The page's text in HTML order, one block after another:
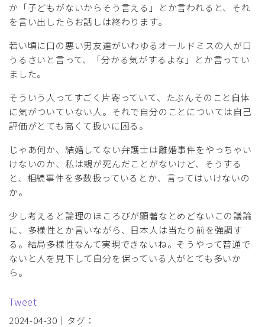
か「子どもがないからそう言える」とか言われると、それ
を言い出したらお話しは終わります。
若い頃に口の悪い男友達がいわゆるオールドミスの人が口
うるさいと言って、「分かる気がするよな」とか言ってい
ました。
そういう人ってすごく片寄っていて、たぶんそのこと自体
に気がついていない人。それで自分のことについては自己
評価がとても高くて扱いに困る。
じゃあ何か、結婚してない弁護士は離婚事件をやっちゃい
けないのか、私は親が死んだことがないけど、そうする
と、相続事件を多数扱っているとか、言ってはいけないの
か。
少し考えると論理のほころびが顕著なとめどないこの議論
に、多様性とか言いながら、日本人は当たり前を強調す
る。結局多様性なんて実現できないね。そうやって普通で
ないと人を見下して自分を保っている人がとても多いか
ら。
Tweet
2024-04-30｜タグ：